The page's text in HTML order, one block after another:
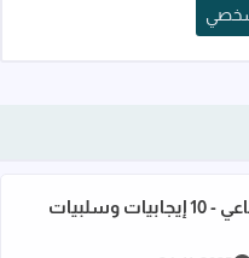
معرفتها
الذكاء الاصطناعي - 10 إيجابيات وسلبيات